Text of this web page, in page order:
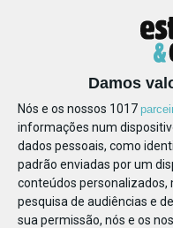
Damos
Nós e os nossos 1017
informações num
dados pessoais, como
padrão enviadas por um
conteúdos personalizados,
pesquisa de audiências e
sua permissão, nós e os